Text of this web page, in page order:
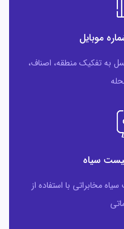
موبایل
به تفکیک منطقه، اصناف،
سیاه
مخابراتی با استفاده از